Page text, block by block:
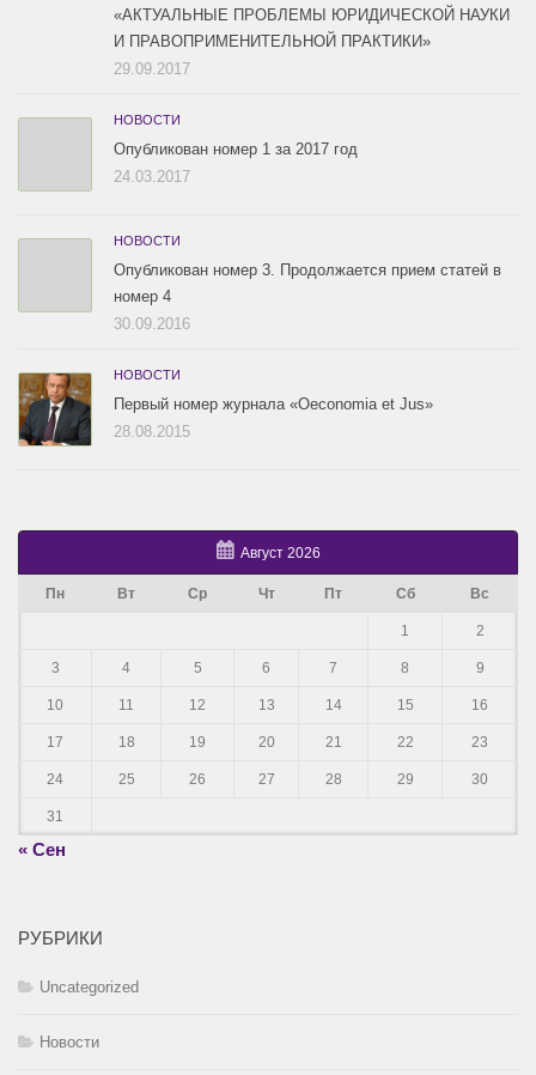
«АКТУАЛЬНЫЕ ПРОБЛЕМЫ ЮРИДИЧЕСКОЙ НАУКИ
И ПРАВОПРИМЕНИТЕЛЬНОЙ ПРАКТИКИ»
29.09.2017
НОВОСТИ
Опубликован номер 1 за 2017 год
24.03.2017
НОВОСТИ
Опубликован номер 3. Продолжается прием статей в
номер 4
30.09.2016
НОВОСТИ
Первый номер журнала «Oeconomia et Jus»
28.08.2015
Август 2026
Пн Вт Ср Чт Пт Сб Вс
1 2
3 4 5 6 7 8 9
10 11 12 13 14 15 16
17 18 19 20 21 22 23
24 25 26 27 28 29 30
31
« Сен
РУБРИКИ
Uncategorized
Новости